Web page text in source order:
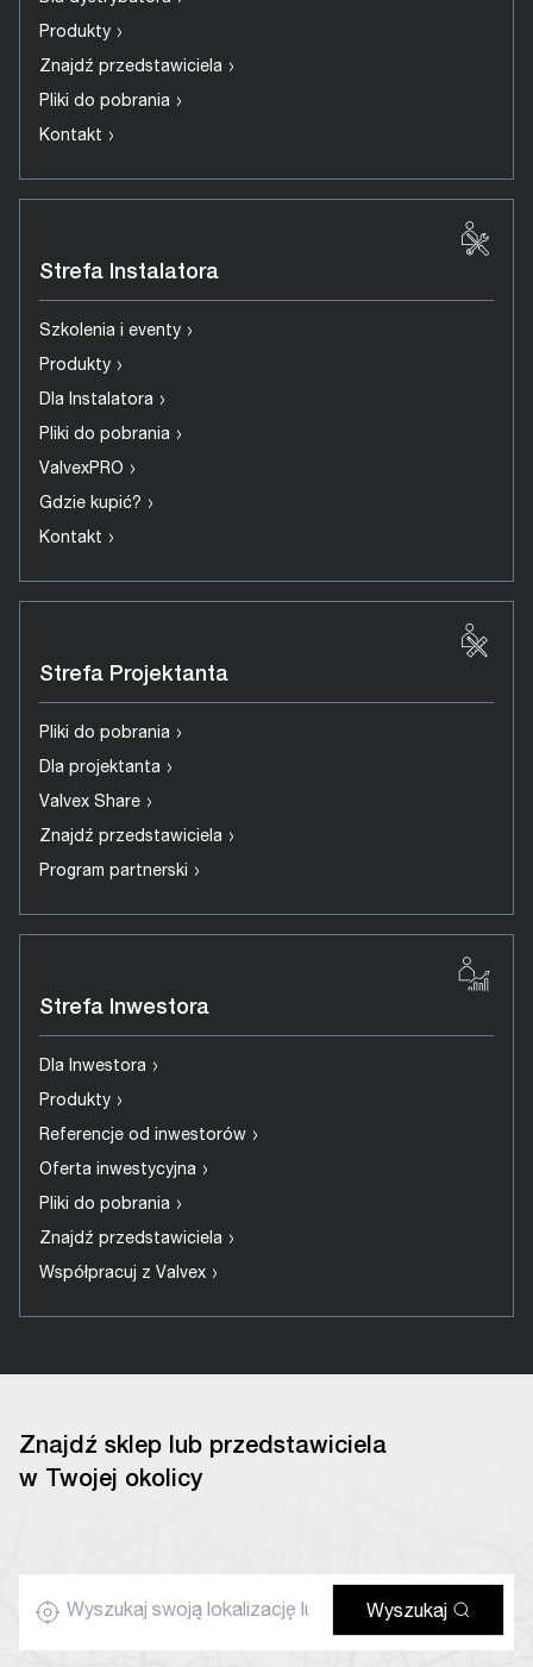
Produkty ›
Znajdź przedstawiciela ›
Pliki do pobrania ›
Kontakt ›
Strefa Instalatora
Szkolenia i eventy ›
Produkty ›
Dla Instalatora ›
Pliki do pobrania ›
ValvexPRO ›
Gdzie kupić? ›
Kontakt ›
Strefa Projektanta
Pliki do pobrania ›
Dla projektanta ›
Valvex Share ›
Znajdź przedstawiciela ›
Program partnerski ›
Strefa Inwestora
Dla Inwestora ›
Produkty ›
Referencje od inwestorów ›
Oferta inwestycyjna ›
Pliki do pobrania ›
Znajdź przedstawiciela ›
Współpracuj z Valvex ›
Znajdź sklep lub przedstawiciela
w Twojej okolicy
Wyszukaj